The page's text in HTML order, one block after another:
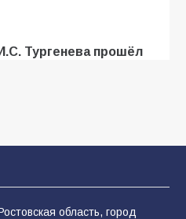
Тургенева прошёл
дорожные работы
область, город